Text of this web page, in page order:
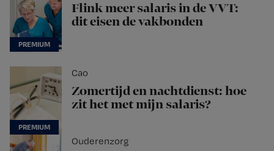
Flink meer salaris in de VVT:
dit eisen de vakbonden
Cao
Zomertijd en nachtdienst: hoe
zit het met mijn salaris?
Ouderenzorg